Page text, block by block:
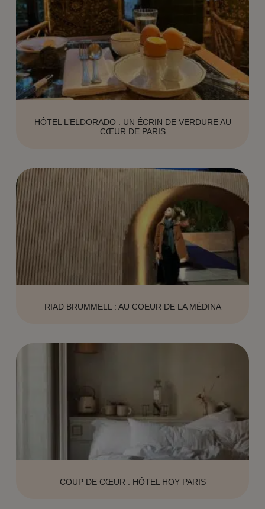
HÔTEL L’ELDORADO : UN ÉCRIN DE VERDURE AU
CŒUR DE PARIS
RIAD BRUMMELL : AU COEUR DE LA MÉDINA
COUP DE CŒUR : HÔTEL HOY PARIS